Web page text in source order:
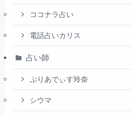
ココナラ占い
電話占いカリス
占い師
ぷりあでぃす玲奈
シウマ